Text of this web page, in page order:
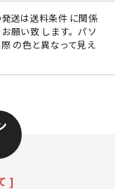
送は送料条件 に関係
願い致 します。パソ
の色と異なって見え
]